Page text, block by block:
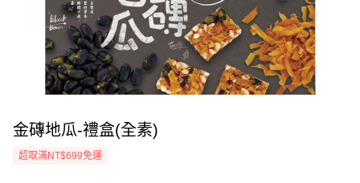
金磚地瓜-禮盒(全素)
超取滿NT$699免運